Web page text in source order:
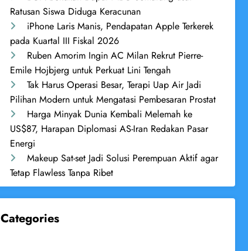
Ratusan Siswa Diduga Keracunan
iPhone Laris Manis, Pendapatan Apple Terkerek
pada Kuartal III Fiskal 2026
Ruben Amorim Ingin AC Milan Rekrut Pierre-
Emile Hojbjerg untuk Perkuat Lini Tengah
Tak Harus Operasi Besar, Terapi Uap Air Jadi
Pilihan Modern untuk Mengatasi Pembesaran Prostat
Harga Minyak Dunia Kembali Melemah ke
US$87, Harapan Diplomasi AS-Iran Redakan Pasar
Energi
Makeup Sat-set Jadi Solusi Perempuan Aktif agar
Tetap Flawless Tanpa Ribet
Categories